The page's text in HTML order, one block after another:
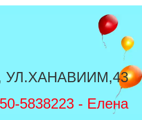
5838223 - Елена